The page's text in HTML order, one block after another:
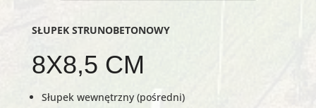
SŁUPEK STRUNOBETONOWY
8X8,5 CM
Słupek wewnętrzny (pośredni)